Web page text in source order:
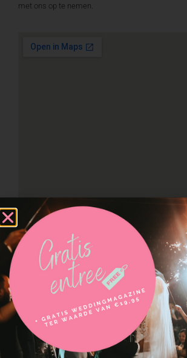
met ons op te nemen.
Neem contact op met
Trouwfotomakerij